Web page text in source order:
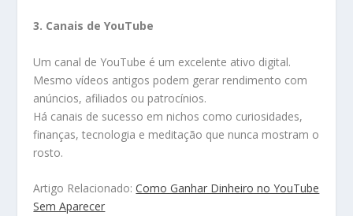
3. Canais de YouTube
Um canal de YouTube é um excelente ativo digital.
Mesmo vídeos antigos podem gerar rendimento com
anúncios, afiliados ou patrocínios.
Há canais de sucesso em nichos como curiosidades,
finanças, tecnologia e meditação que nunca mostram o
rosto.
Artigo Relacionado:Como Ganhar Dinheiro no YouTube
Sem Aparecer